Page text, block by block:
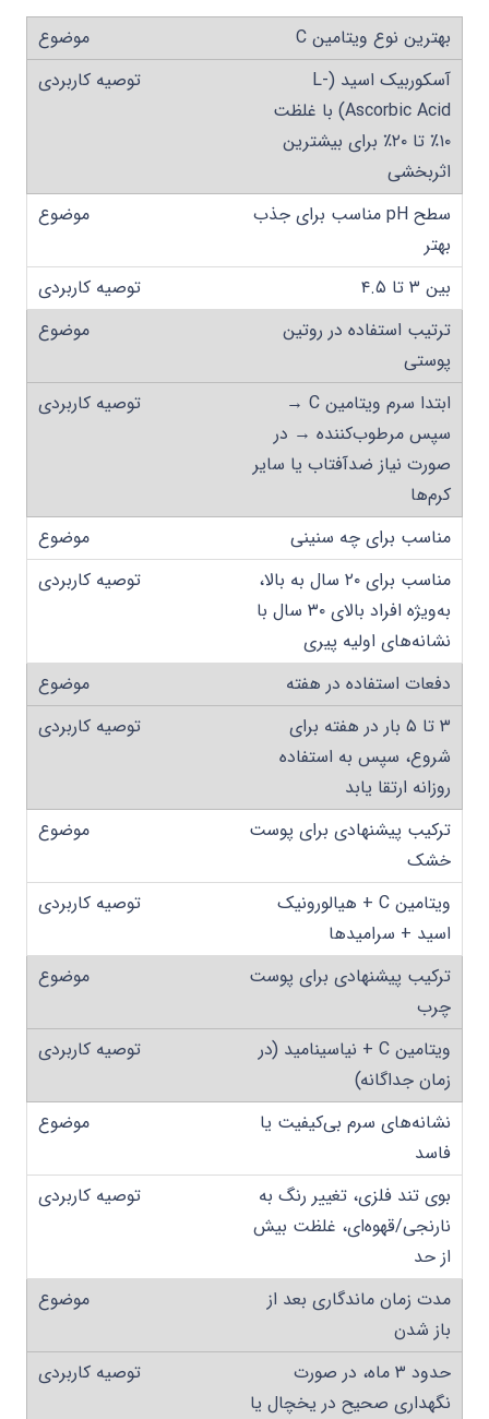
بهترین نوع ویتامین C
آسکوربیک اسید (L-
Ascorbic Acid) با غلظت
۱۰٪ تا ۲۰٪ برای بیشترین
اثربخشی
سطح pH مناسب برای جذب
بهتر
بین ۳ تا ۴.۵
ترتیب استفاده در روتین
پوستی
ابتدا سرم ویتامین C →
سپس مرطوب‌کننده → در
صورت نیاز ضدآفتاب یا سایر
کرم‌ها
مناسب برای چه سنینی
مناسب برای ۲۰ سال به بالا،
به‌ویژه افراد بالای ۳۰ سال با
نشانه‌های اولیه پیری
دفعات استفاده در هفته
۳ تا ۵ بار در هفته برای
شروع، سپس به استفاده
روزانه ارتقا یابد
ترکیب پیشنهادی برای پوست
خشک
ویتامین C + هیالورونیک
اسید + سرامیدها
ترکیب پیشنهادی برای پوست
چرب
ویتامین C + نیاسینامید (در
زمان جداگانه)
نشانه‌های سرم بی‌کیفیت یا
فاسد
بوی تند فلزی، تغییر رنگ به
نارنجی/قهوه‌ای، غلظت بیش
از حد
مدت زمان ماندگاری بعد از
باز شدن
حدود ۳ ماه، در صورت
نگهداری صحیح در یخچال یا